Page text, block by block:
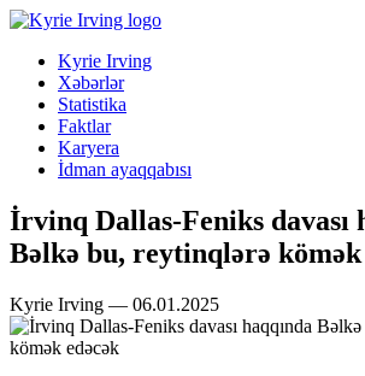
Kyrie Irving
Xəbərlər
Statistika
Faktlar
Karyera
İdman ayaqqabısı
İrvinq Dallas-Feniks davası
Bəlkə bu, reytinqlərə kömək
Kyrie Irving — 06.01.2025